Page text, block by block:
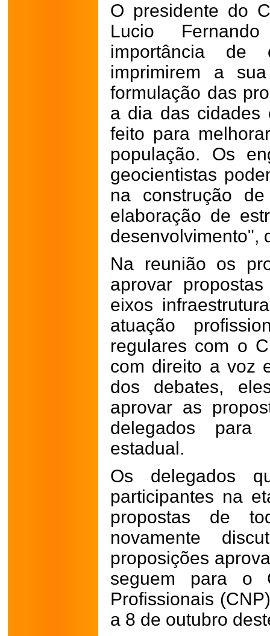
O presidente do
Lucio
importância de
imprimirem a
formulação das
a dia das cidades
feito para
população. Os
geocientistas
na construção
elaboração de
desenvolvimento",
Na reunião os
aprovar
eixos
atuação
regulares com o
com direito a voz
dos debates,
aprovar as
delegados para
estadual.
Os delegados
participantes na
propostas de
novamente
proposições
seguem para o
Profissionais
a 8 de outubro